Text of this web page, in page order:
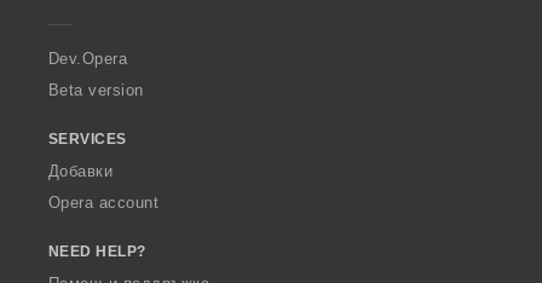
a
Dev.Opera
Beta version
SERVICES
Добавки
Opera account
NEED HELP?